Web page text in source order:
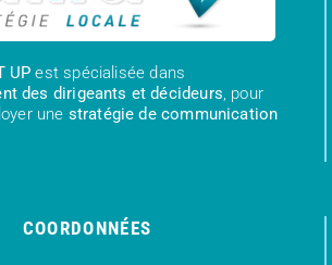
UP est spécialisée dans
des dirigeants et décideurs, pour
une stratégie de communication
COORDONNÉES